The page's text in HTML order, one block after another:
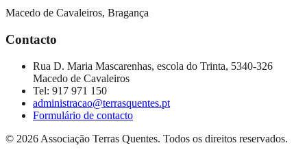
Macedo de Cavaleiros, Bragança
Contacto
Rua D. Maria Mascarenhas, escola do Trinta, 5340-326
Macedo de Cavaleiros
Tel: 917 971 150
administracao@terrasquentes.pt
Formulário de contacto
© 2026 Associação Terras Quentes. Todos os direitos reservados.